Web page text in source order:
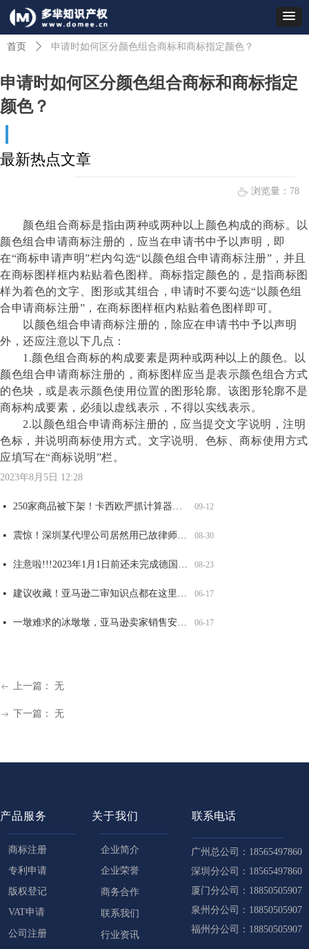
申请时如何区分颜色组合商标和商标指定
颜色？
首页 ꄲ 申请时如何区分颜色组合商标和商标指定颜色？
颜色组合商标是指由两种或两种以上颜色构成的商标。以
颜色组合申请商标注册的，应当在申请书中予以声明，即
在“商标申请声明”栏内勾选“以颜色组合申请商标注册”，并且
在商标图样框内粘贴着色图样。商标指定颜色的，是指商标图
样为着色的文字、图形或其组合，申请时不要勾选“以颜色组
合申请商标注册”，在商标图样框内粘贴着色图样即可。
以颜色组合申请商标注册的，除应在申请书中予以声明
外，还应注意以下几点：
1.颜色组合商标的构成要素是两种或两种以上的颜色。以
颜色组合申请商标注册的，商标图样应当是表示颜色组合方式
的色块，或是表示颜色使用位置的图形轮廓。该图形轮廓不是
商标构成要素，必须以虚线表示，不得以实线表示。
2.以颜色组合申请商标注册的，应当提交文字说明，注明
色标，并说明商标使用方式。文字说明、色标、商标使用方式
应填写在“商标说明”栏。
2023年8月5日 12:28
ꄘ 浏览量： 78
ꂃ 上一篇： 无
ꁹ 下一篇： 无
最新热点文章
넷
09-12
넷
08-30
넷
08-23
넷
06-17
넷
06-17
넷
넷
넷
넷 全网爆火可达鸭，能卖吗？
넷
产品服务
商标注册
专利申请
版权登记
VAT申请
公司注册
关于我们
企业简介
企业荣誉
商务合作
联系我们
行业资讯
联系电话
广州总公司：18565497860
深圳分公司：18565497860
厦门分公司：18850505907
泉州分公司：18850505907
福州分公司：18850505907